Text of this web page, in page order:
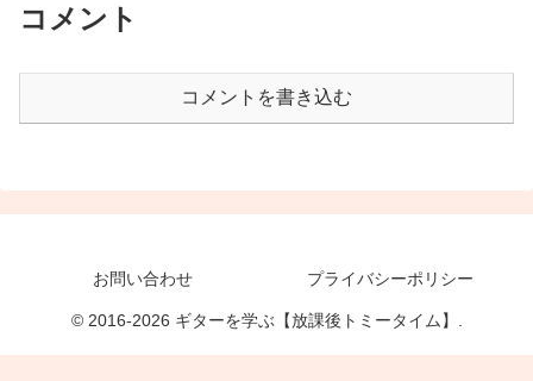
コメント
コメントを書き込む
お問い合わせ プライバシーポリシー
© 2016-2026 ギターを学ぶ【放課後トミータイム】.